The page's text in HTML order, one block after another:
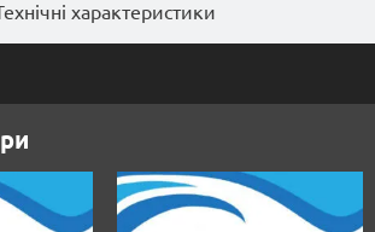
характеристики